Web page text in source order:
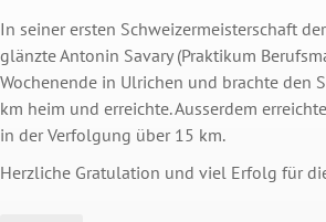
In seiner ersten Schweizermeisterschaft
glänzte Antonin Savary (Praktikum
Wochenende in Ulrichen und brachte den
km heim und erreichte. Ausserdem
in der Verfolgung über 15 km.
Herzliche Gratulation und viel Erfolg für